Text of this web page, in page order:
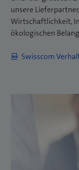
unsere
Wirtschaftlichkeit,
ökologischen
Swisscom